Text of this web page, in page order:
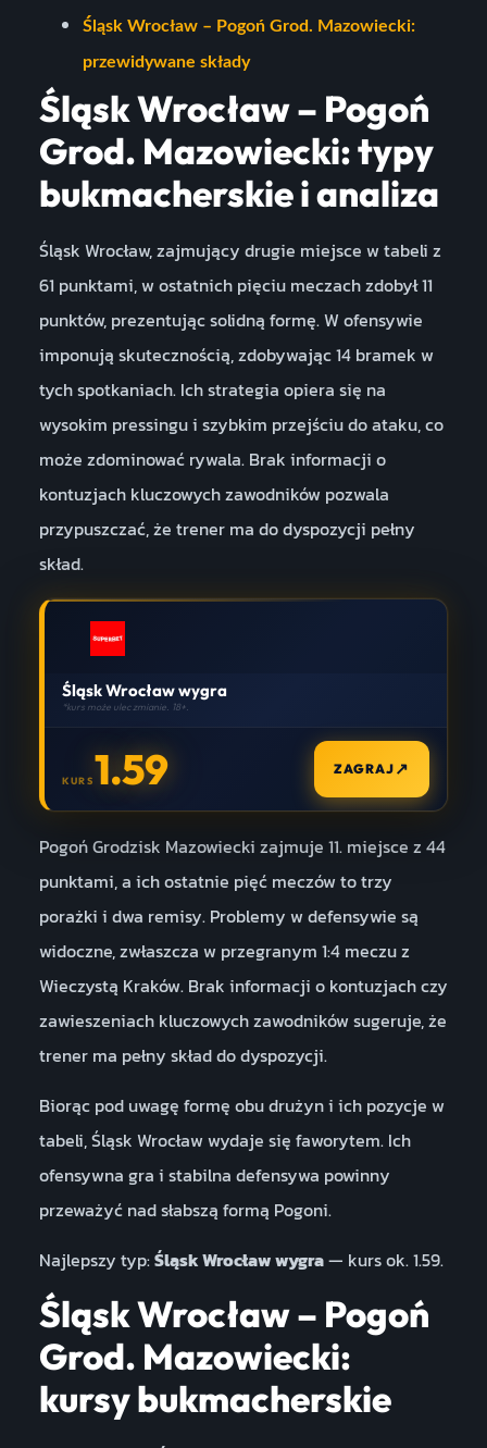
Śląsk Wrocław – Pogoń Grod. Mazowiecki:
przewidywane składy
Śląsk Wrocław – Pogoń
Grod. Mazowiecki: typy
bukmacherskie i analiza
Śląsk Wrocław, zajmujący drugie miejsce w tabeli z
61 punktami, w ostatnich pięciu meczach zdobył 11
punktów, prezentując solidną formę. W ofensywie
imponują skutecznością, zdobywając 14 bramek w
tych spotkaniach. Ich strategia opiera się na
wysokim pressingu i szybkim przejściu do ataku, co
może zdominować rywala. Brak informacji o
kontuzjach kluczowych zawodników pozwala
przypuszczać, że trener ma do dyspozycji pełny
skład.
Śląsk Wrocław wygra
*kurs może ulec zmianie. 18+.
KURS1.59 ZAGRAJ ↗
Pogoń Grodzisk Mazowiecki zajmuje 11. miejsce z 44
punktami, a ich ostatnie pięć meczów to trzy
porażki i dwa remisy. Problemy w defensywie są
widoczne, zwłaszcza w przegranym 1:4 meczu z
Wieczystą Kraków. Brak informacji o kontuzjach czy
zawieszeniach kluczowych zawodników sugeruje, że
trener ma pełny skład do dyspozycji.
Biorąc pod uwagę formę obu drużyn i ich pozycje w
tabeli, Śląsk Wrocław wydaje się faworytem. Ich
ofensywna gra i stabilna defensywa powinny
przeważyć nad słabszą formą Pogoni.
Najlepszy typ:Śląsk Wrocław wygra— kurs ok. 1.59.
Śląsk Wrocław – Pogoń
Grod. Mazowiecki:
kursy bukmacherskie